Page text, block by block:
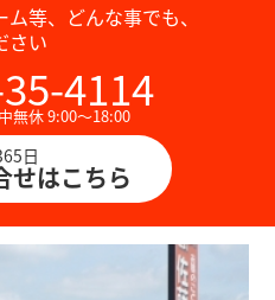
等、どんな事でも、
さい
4114
無休 9:00～18:00
日
せはこちら